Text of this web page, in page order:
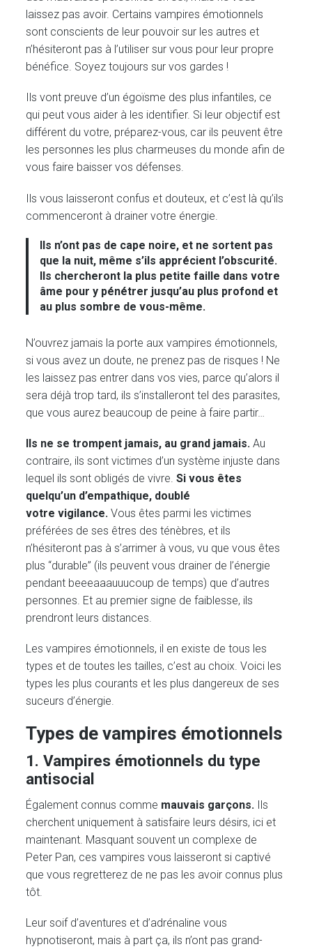
laissez pas avoir. Certains vampires émotionnels
sont conscients de leur pouvoir sur les autres et
n’hésiteront pas à l’utiliser sur vous pour leur propre
bénéfice. Soyez toujours sur vos gardes !
Ils vont preuve d’un égoïsme des plus infantiles, ce
qui peut vous aider à les identifier. Si leur objectif est
différent du votre, préparez-vous, car ils peuvent être
les personnes les plus charmeuses du monde afin de
vous faire baisser vos défenses.
Ils vous laisseront confus et douteux, et c’est là qu’ils
commenceront à drainer votre énergie.
Ils n’ont pas de cape noire, et ne sortent pas
que la nuit, même s’ils apprécient l’obscurité.
Ils chercheront la plus petite faille dans votre
âme pour y pénétrer jusqu’au plus profond et
au plus sombre de vous-même.
N’ouvrez jamais la porte aux vampires émotionnels,
si vous avez un doute, ne prenez pas de risques ! Ne
les laissez pas entrer dans vos vies, parce qu’alors il
sera déjà trop tard, ils s’installeront tel des parasites,
que vous aurez beaucoup de peine à faire partir…
Ils ne se trompent jamais, au grand jamais. Au
contraire, ils sont victimes d’un système injuste dans
lequel ils sont obligés de vivre.Si vous êtes
quelqu’un d’empathique, doublé
votre vigilance.Vous êtes parmi les victimes
préférées de ses êtres des ténèbres, et ils
n’hésiteront pas à s’arrimer à vous, vu que vous êtes
plus “durable” (ils peuvent vous drainer de l’énergie
pendant beeeaaauuucoup de temps) que d’autres
personnes. Et au premier signe de faiblesse, ils
prendront leurs distances.
Les vampires émotionnels, il en existe de tous les
types et de toutes les tailles, c’est au choix. Voici les
types les plus courants et les plus dangereux de ses
suceurs d’énergie.
Types de vampires émotionnels
1. Vampires émotionnels du type
antisocial
Également connus comme mauvais garçons. Ils
cherchent uniquement à satisfaire leurs désirs, ici et
maintenant. Masquant souvent un complexe de
Peter Pan, ces vampires vous laisseront si captivé
que vous regretterez de ne pas les avoir connus plus
tôt.
Leur soif d’aventures et d’adrénaline vous
hypnotiseront, mais à part ça, ils n’ont pas grand-